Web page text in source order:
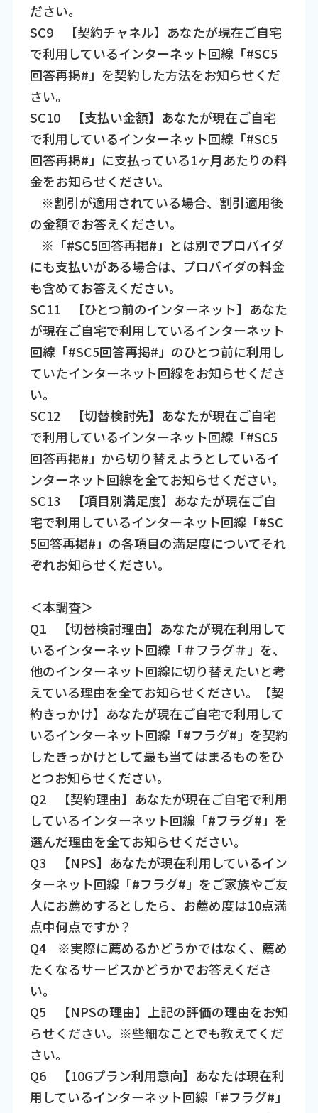
ださい。​
SC9​ 【契約チャネル】あなたが現在ご自宅
で利用しているインターネット回線「#SC5
回答再掲#」を契約した方法をお知らせくだ
さい。
SC10​ 【支払い金額】あなたが現在ご自宅
で利用しているインターネット回線「#SC5
回答再掲#」に支払っている1ヶ月あたりの料
金をお知らせください。​
※割引が適用されている場合、割引適用後
の金額でお答えください。​
※「#SC5回答再掲#」とは別でプロバイダ
にも支払いがある場合は、プロバイダの料金
も含めてお答えください。​
SC11 【ひとつ前のインターネット】あなた
が現在ご自宅で利用しているインターネット
回線「#SC5回答再掲#」のひとつ前に利用し
ていたインターネット回線をお知らせくださ
い。​
SC12 【切替検討先】あなたが現在ご自宅
で利用しているインターネット回線「#SC5
回答再掲#」から切り替えようとしているイ
ンターネット回線を全てお知らせください。​
SC13 【項目別満足度】あなたが現在ご自
宅で利用しているインターネット回線「#SC
5回答再掲#」の各項目の満足度についてそれ
ぞれお知らせください。
＜本調査＞
Q1​ 【切替検討理由】あなたが現在利用して
いるインターネット回線「＃フラグ＃」を、
他のインターネット回線に切り替えたいと考
えている理由を全てお知らせください。【契
約きっかけ】あなたが現在ご自宅で利用して
いるインターネット回線「#フラグ#」を契約
したきっかけとして最も当てはまるものをひ
とつお知らせください。​
Q2​ 【契約理由】あなたが現在ご自宅で利用
しているインターネット回線「#フラグ#」を
選んだ理由を全てお知らせください。​
Q3​ 【NPS】あなたが現在利用しているイン
ターネット回線「#フラグ#」をご家族やご友
人にお薦めするとしたら、お薦め度は10点満
点中何点ですか？​
Q4​ ※実際に薦めるかどうかではなく、薦め
たくなるサービスかどうかでお答えくださ
い。​
Q5​ 【NPSの理由】上記の評価の理由をお知
らせください。※些細なことでも教えてくだ
さい。​
Q6​ 【10Gプラン利用意向】あなたは現在利
用しているインターネット回線「#フラグ#」